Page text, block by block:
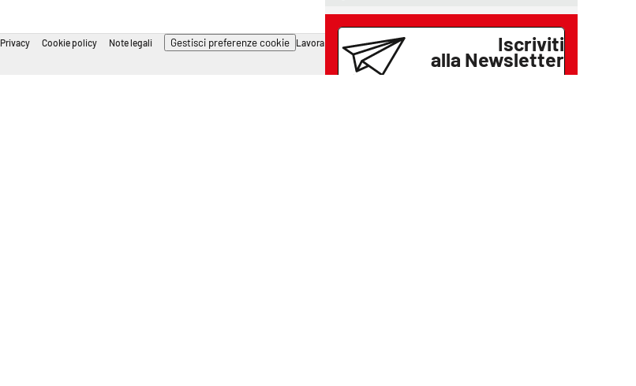
Iscriviti
alla Newsletter
Privacy Cookie policy Note legali Gestisci preferenze cookie Lavora con noi